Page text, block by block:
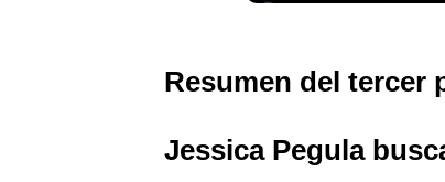
Resumen del tercer
Jessica Pegula